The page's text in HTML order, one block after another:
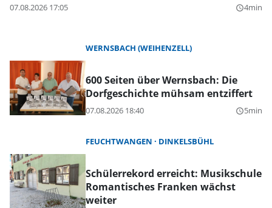
07.08.2026 17:05 query_builder4min
WERNSBACH (WEIHENZELL)
600 Seiten über Wernsbach: Die
Dorfgeschichte mühsam entziffert
07.08.2026 18:40 query_builder5min
FEUCHTWANGEN DINKELSBÜHL
Schülerrekord erreicht: Musikschule
Romantisches Franken wächst
weiter